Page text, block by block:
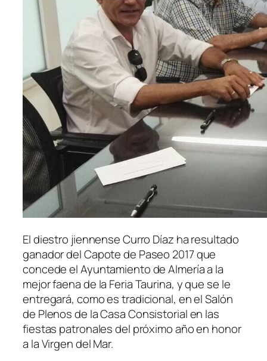
El diestro jiennense Curro Díaz ha resultado
ganador del Capote de Paseo 2017 que
concede el Ayuntamiento de Almería a la
mejor faena de la Feria Taurina, y que se le
entregará, como es tradicional, en el Salón
de Plenos de la Casa Consistorial en las
fiestas patronales del próximo año en honor
a la Virgen del Mar.